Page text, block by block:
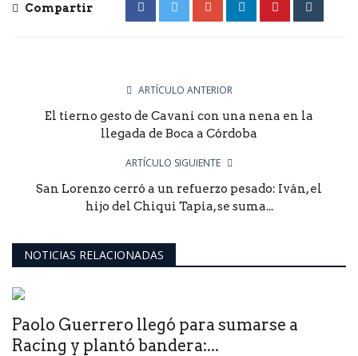
Compartir
ARTÍCULO ANTERIOR
El tierno gesto de Cavani con una nena en la
llegada de Boca a Córdoba
ARTÍCULO SIGUIENTE
San Lorenzo cerró a un refuerzo pesado: Iván, el
hijo del Chiqui Tapia, se suma...
NOTICIAS RELACIONADAS
Paolo Guerrero llegó para sumarse a
Racing y plantó bandera:...